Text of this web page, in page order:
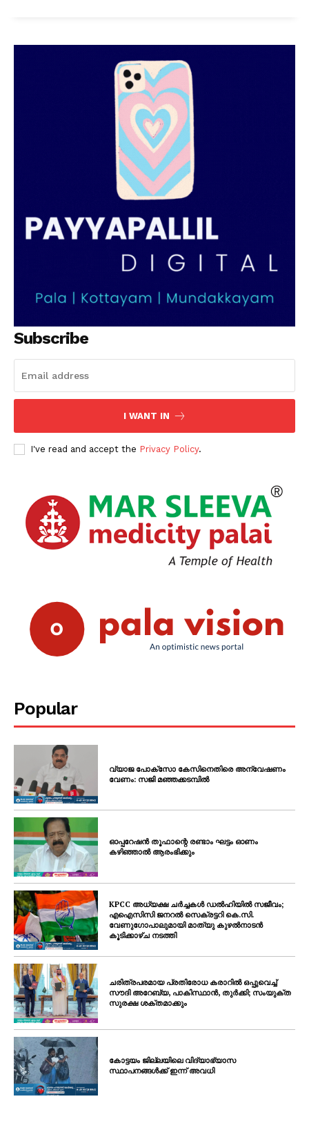
Subscribe
I WANT IN
I've read and accept the Privacy Policy.
Popular
വ്യാജ പോക്സോ കേസിനെതിരെ അന്വേഷണം
വേണം: സജി മഞ്ഞക്കടമ്പിൽ
ഓപ്പറേഷൻ തൂഫാന്റെ രണ്ടാം ഘട്ടം ഓണം
കഴിഞ്ഞാൽ ആരംഭിക്കും
KPCC അധ്യക്ഷ ചർച്ചകൾ ഡൽഹിയിൽ സജീവം;
എഐസിസി ജനറൽ സെക്രട്ടറി കെ.സി.
വേണുഗോപാലുമായി മാത്യു കുഴൽനാടൻ
കൂടിക്കാഴ്ച നടത്തി
ചരിത്രപരമായ പ്രതിരോധ കരാറിൽ ഒപ്പുവെച്ച്
സൗദി അറേബ്യ, പാകിസ്ഥാൻ, തുർക്കി; സംയുക്ത
സുരക്ഷ ശക്തമാക്കും
കോട്ടയം ജില്ലയിലെ വിദ്യാഭ്യാസ
സ്ഥാപനങ്ങൾക്ക് ഇന്ന് അവധി